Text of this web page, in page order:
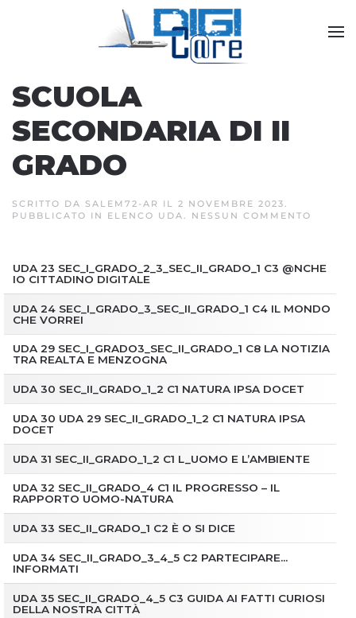
Skip to main content
SCUOLA
SECONDARIA DI II
GRADO
SCRITTO DA SALEM72-AR IL 2 NOVEMBRE 2023.
PUBBLICATO IN ELENCO UDA. NESSUN COMMENTO
II
GRADO
UDA 23 SEC_I_GRADO_2_3_SEC_II_GRADO_1 C3 @NCHE
IO CITTADINO DIGITALE
UDA 24 SEC_I_GRADO_3_SEC_II_GRADO_1 C4 IL MONDO
CHE VORREI
UDA 29 SEC_I_GRADO3_SEC_II_GRADO_1 C8 LA NOTIZIA
TRA REALTA E MENZOGNA
UDA 30 SEC_II_GRADO_1_2 C1 NATURA IPSA DOCET
UDA 30 UDA 29 SEC_II_GRADO_1_2 C1 NATURA IPSA
DOCET
UDA 31 SEC_II_GRADO_1_2 C1 L_UOMO E L’AMBIENTE
UDA 32 SEC_II_GRADO_4 C1 IL PROGRESSO – IL
RAPPORTO UOMO-NATURA
UDA 33 SEC_II_GRADO_1 C2 È O SI DICE
UDA 34 SEC_II_GRADO_3_4_5 C2 PARTECIPARE…
INFORMATI
UDA 35 SEC_II_GRADO_4_5 C3 GUIDA AI FATTI CURIOSI
DELLA NOSTRA CITTÀ